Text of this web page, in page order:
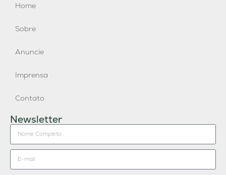
Home
Sobre
Anuncie
Imprensa
Contato
Newsletter